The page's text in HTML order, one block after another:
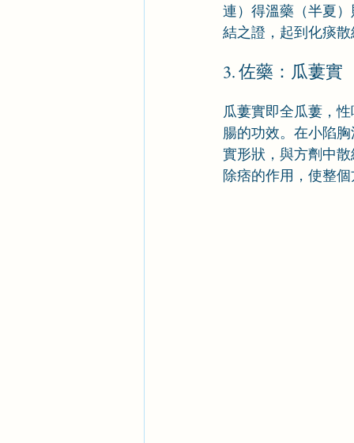
連）得溫藥（半夏
結之證，起到化痰
3. 佐藥：瓜蔞實
瓜蔞實即全瓜蔞，
腸的功效。在小陷
實形狀，與方劑中
除痞的作用，使整